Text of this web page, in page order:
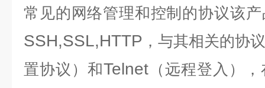
常见的网络管理和控制的协议该
SSH,SSL,HTTP ，与其相关的协
置协议）和Telnet （远程登入）